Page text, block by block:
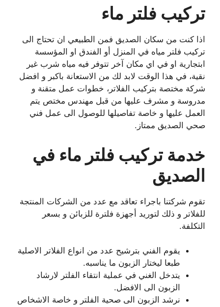
تركيب فلتر ماء
اذا كنت من سكان الصديق فمن الطبيعي ان تحتاج الى
تركيب فلتر مياه في المنزل أو الفندق او المؤسسة
ابتجارية او في اي مكان آخر تتوفر فيه مياه شرب غير
نقية، في هذا الوقت لابد لك من الاستعانة باكبر و افضل
شركة مختصة بتركيب الفلاتر، خطوات عمل متقنة و
مدروسة و مشرف عليها من قبل مهندس مختص يتم
العمل عليها و خاصة تفاصيلها للوصول الى عمل فني
صحي الصديق ممتاز.
خدمة تركيب فلتر ماء في
الصديق
تقوم شركتنا باجراء تعاقد مع عدد من الشركات المنتجة
للفلاتر و ذلك لتوريد أجهزة فلترة للزبائن و بسعر
التكلفة.
يقوم الفني بترشيح عدد من انواع الفلاتر الاصلية
طبعا ليختار الزبون ما يناسبه.
يتدخل الغني في عملية انتقاء الفلتر لارشاد
الزبون الى الافضل.
نرشد الزبون الى صحية الفلتر و خاصة الاشخاص